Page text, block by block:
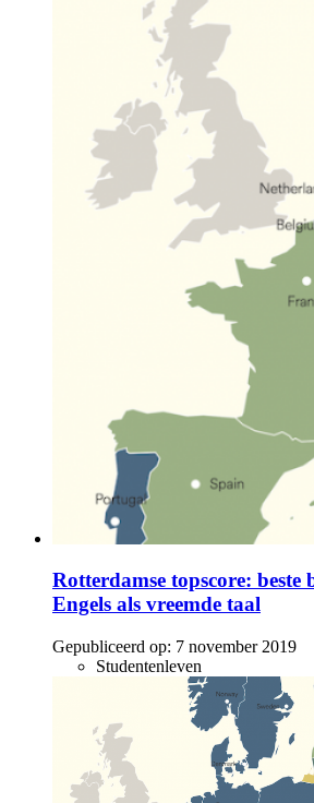
Rotterdamse topscore: beste
Engels als vreemde taal
Gepubliceerd op: 7 november 2019
Studentenleven